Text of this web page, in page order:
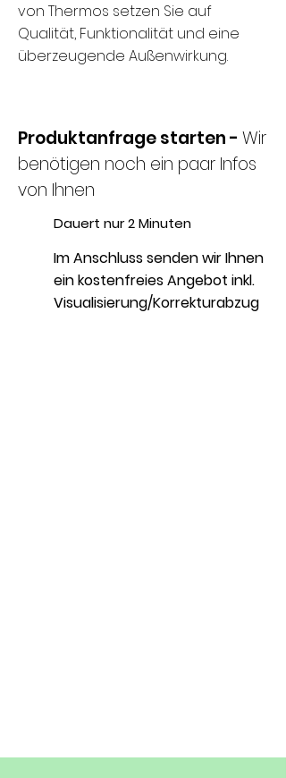
von Thermos setzen Sie auf
Qualität, Funktionalität und eine
überzeugende Außenwirkung.
Produktanfrage starten - Wir
benötigen noch ein paar Infos
von Ihnen
Dauert nur 2 Minuten
Im Anschluss senden wir Ihnen
ein kostenfreies Angebot inkl.
Visualisierung/Korrekturabzug